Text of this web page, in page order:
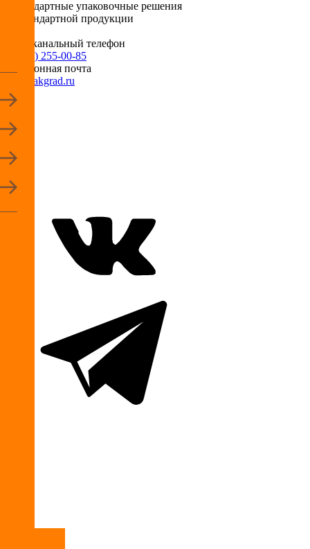
Нестандартные упаковочные решения
для стандартной продукции
Многоканальный телефон
+7 (495) 255-00-85
Электронная почта
info@pakgrad.ru